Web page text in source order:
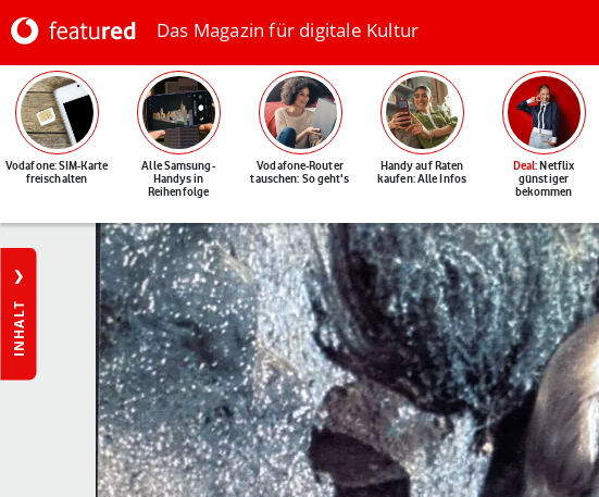
Das Magazin für digitale Kultur
Vodafone: SIM-Karte
freischalten
Alle Samsung-
Handys in
Reihenfolge
Vodafone-Router
tauschen: So geht's
Handy auf Raten
kaufen: Alle Infos
Deal: Netflix
günstiger
bekommen
INHALT